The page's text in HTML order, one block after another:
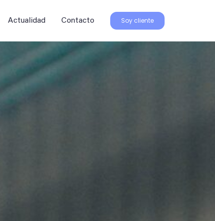
Actualidad Contacto Soy cliente